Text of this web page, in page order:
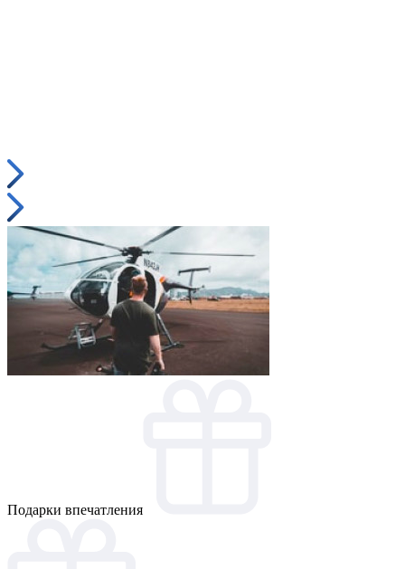
Подарки впечатления